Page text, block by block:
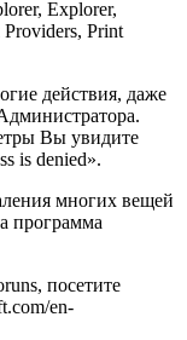
Explorer,
Providers, Print
действия, даже
Вы увидите
is denied».
многих вещей
программа
посетите
en-